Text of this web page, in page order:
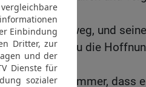
weichen,
Steine weg, und
so machst du die
ihn für immer, dass